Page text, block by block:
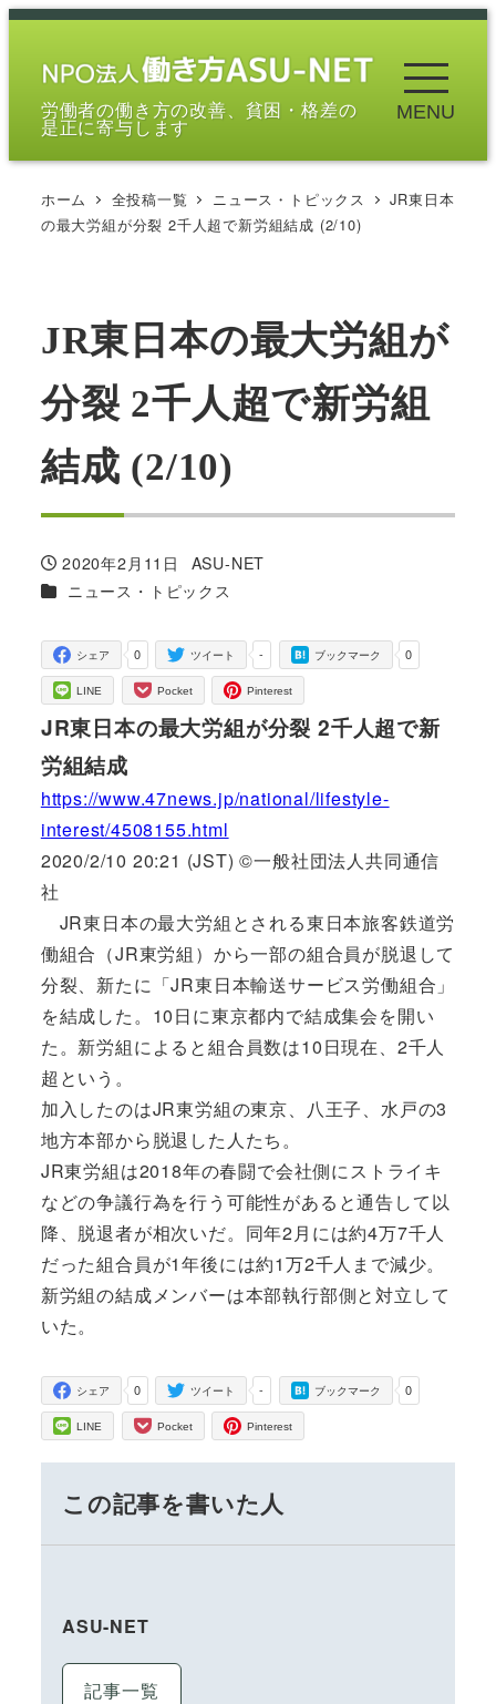
メ
労働者の働き方の改善、貧困・格差の
是正に寄与します
MENU
ホーム 全投稿一覧 ニュース・トピックス
JR東日本
の最大労組が分裂 2千人超で新労組結成 (2/10)
JR東日本の最大労組が
分裂 2千人超で新労組
結成 (2/10)
投稿日
2020年2月11日
著
者
ASU-NET
カテゴリー
ニュース・トピックス
0
シェア -
ツイート 0
ブックマーク
LINE Pocket Pinterest
JR東日本の最大労組が分裂 2千人超で新
労組結成
https://www.47news.jp/national/lifestyle-
interest/4508155.html
2020/2/10 20:21 (JST) ©一般社団法人共同通信
社
JR東日本の最大労組とされる東日本旅客鉄道労
働組合（JR東労組）から一部の組合員が脱退して
分裂、新たに「JR東日本輸送サービス労働組合」
を結成した。10日に東京都内で結成集会を開い
た。新労組によると組合員数は10日現在、2千人
超という。
加入したのはJR東労組の東京、八王子、水戸の3
地方本部から脱退した人たち。
JR東労組は2018年の春闘で会社側にストライキ
などの争議行為を行う可能性があると通告して以
降、脱退者が相次いだ。同年2月には約4万7千人
だった組合員が1年後には約1万2千人まで減少。
新労組の結成メンバーは本部執行部側と対立して
いた。
0
シェア -
ツイート 0
ブックマーク
LINE Pocket Pinterest
この記事を書いた人
ASU-NET
記事一覧